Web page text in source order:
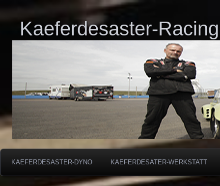
Kaeferdesaster-Racing
KAEFERDESASTER-DYNO KAEFERDESATER-WERKSTATT